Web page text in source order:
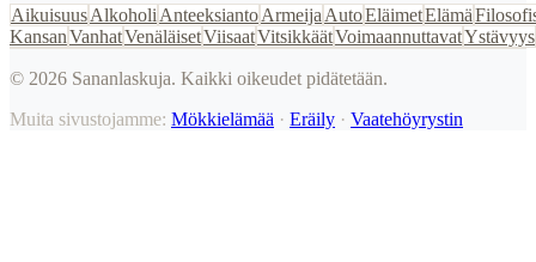
AikuisuusAlkoholi AnteeksiantoArmeija AutoEläimetElämä
KansanVanhatVenäläisetViisaatVitsikkäätVoimaannuttavatYstävyys
© 2026 Sananlaskuja. Kaikki oikeudet pidätetään.
Muita sivustojamme: Mökkielämää · Eräily · Vaatehöyrystin